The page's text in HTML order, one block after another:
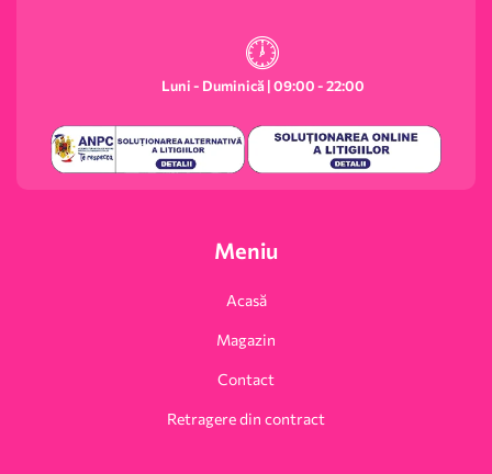
Luni - Duminică | 09:00 - 22:00
Meniu
Acasă
Magazin
Contact
Retragere din contract